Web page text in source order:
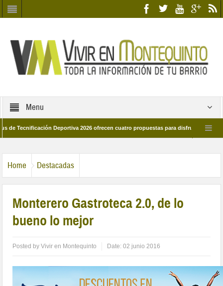
Menu
Deportiva 2026 ofrecen cuatro propuestas para disfrutar del deporte este
Home Destacadas
Monterero Gastroteca 2.0, de lo
bueno lo mejor
Posted byVivir en Montequinto Date:02 junio 2016